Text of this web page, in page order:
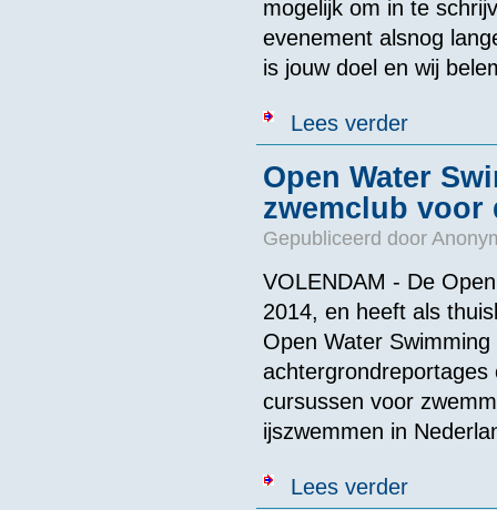
mogelijk om in te
evenement alsnog
is jouw doel en wij
Lees verderover Lente
Open Water
zwemclub voor
Gepubliceerd door
VOLENDAM - De
2014, en heeft als
Open Water
cursussen voor
ijszwemmen in
Lees verderover Open